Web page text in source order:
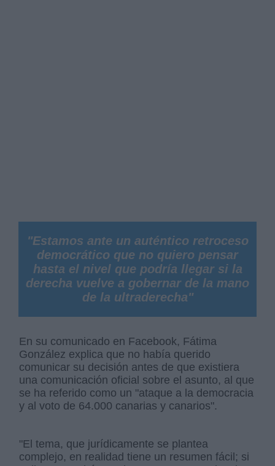
"Estamos ante un auténtico retroceso
democrático que no quiero pensar
hasta el nivel que podría llegar si la
derecha vuelve a gobernar de la mano
de la ultraderecha"
En su comunicado en Facebook, Fátima
González explica que no había querido
comunicar su decisión antes de que existiera
una comunicación oficial sobre el asunto, al que
se ha referido como un "ataque a la democracia
y al voto de 64.000 canarias y canarios".
"El tema, que jurídicamente se plantea
complejo, en realidad tiene un resumen fácil; si